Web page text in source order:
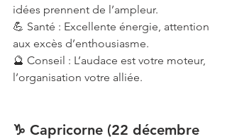
idées prennent de l’ampleur.
💪 Santé : Excellente énergie, attention
aux excès d’enthousiasme.
🔮 Conseil : L’audace est votre moteur,
l’organisation votre alliée.
♑ Capricorne (22 décembre